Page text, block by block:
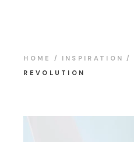
HOME INSPIRATION
REVOLUTION